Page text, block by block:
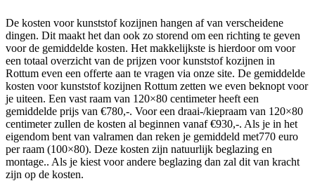
De kosten voor kunststof kozijnen hangen af van verscheidene
dingen. Dit maakt het dan ook zo storend om een richting te geven
voor de gemiddelde kosten. Het makkelijkste is hierdoor om voor
een totaal overzicht van de prijzen voor kunststof kozijnen in
Rottum even een offerte aan te vragen via onze site. De gemiddelde
kosten voor kunststof kozijnen Rottum zetten we even beknopt voor
je uiteen. Een vast raam van 120×80 centimeter heeft een
gemiddelde prijs van €780,-. Voor een draai-/kiepraam van 120×80
centimeter zullen de kosten al beginnen vanaf €930,-. Als je in het
eigendom bent van valramen dan reken je gemiddeld met770 euro
per raam (100×80). Deze kosten zijn natuurlijk beglazing en
montage.. Als je kiest voor andere beglazing dan zal dit van kracht
zijn op de kosten.